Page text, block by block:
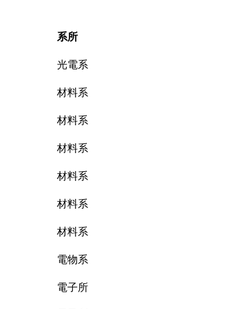
系所
光電系
材料系
材料系
材料系
材料系
材料系
材料系
電物系
電子所